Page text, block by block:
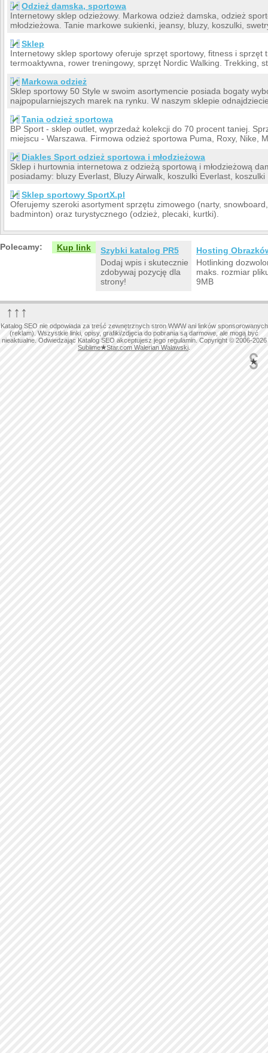
Odzież damska, sportowa
Internetowy sklep odzieżowy. Markowa odzież damska, odzież
młodzieżowa. Tanie markowe sukienki, jeansy, bluzy, koszulki,
Sklep
Internetowy sklep sportowy oferuje sprzęt sportowy, fitness i sprzęt
termoaktywna, rower treningowy, sprzęt Nordic Walking. Trekking,
Markowa odzież
Sklep sportowy 50 Style w swoim asortymencie posiada bogaty
najpopularniejszych marek na rynku. W naszym sklepie
Tania odzież sportowa
BP Sport - sklep outlet, wyprzedaż kolekcji do 70 procent taniej.
miejscu - Warszawa. Firmowa odzież sportowa Puma, Roxy, Nike,
Diakles Sport odzież sportowa i młodzieżowa
Sklep i hurtownia internetowa z odzieżą sportową i młodzieżową
posiadamy: bluzy Everlast, Bluzy Airwalk, koszulki Everlast,
Sklep sportowy SportX.pl
Oferujemy szeroki asortyment sprzętu zimowego (narty,
badminton) oraz turystycznego (odzież, plecaki, kurtki).
Polecamy: Kup link
Szybki katalog PR5
Dodaj wpis i skutecznie
zdobywaj pozycję dla
strony!
Hosting
Hotlinking
maks. rozmiar
9MB
↑↑↑
Katalog SEO nie odpowiada za treść zewnętrznych stron WWW ani linków sponsorowanych
(reklam). Wszystkie linki, opisy, grafiki/zdjęcia do pobrania są darmowe, ale mogą być
nieaktualne. Odwiedzając Katalog SEO akceptujesz jego regulamin. Copyright © 2006-2026
Sublime★Star.com Walerian Walawski